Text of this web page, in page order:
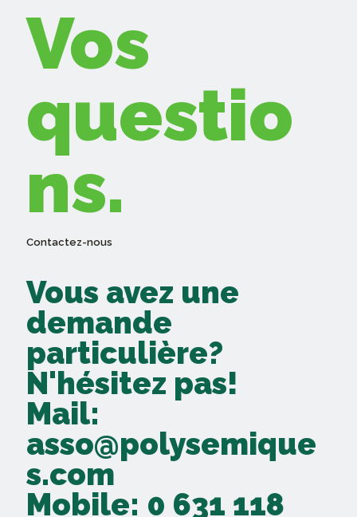
Vos
questio
ns.
Contactez-nous
Vous avez une
demande
particulière?
N'hésitez pas!
Mail:
asso@polysemique
s.com
Mobile: 0 631 118